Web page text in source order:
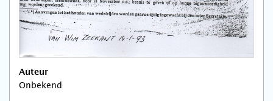
Auteur
Onbekend